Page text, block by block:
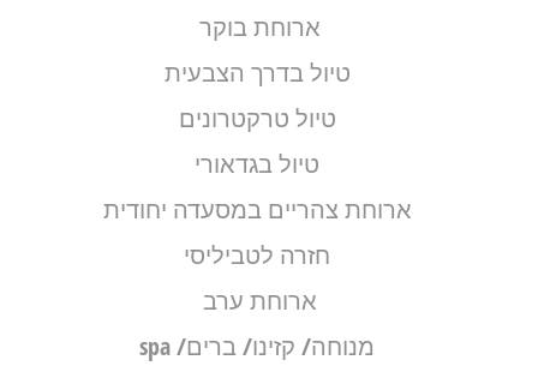
ארוחת בוקר
טיול בדרך הצבעית
טיול טרקטרונים
טיול בגדאורי
ארוחת צהריים במסעדה יחודית
חזרה לטביליסי
ארוחת ערב
מנוחה/ קזינו/ ברים/ spa